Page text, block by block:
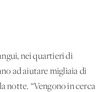
nei quartieri di
ad aiutare migliaia di
notte. “Vengono in cerca